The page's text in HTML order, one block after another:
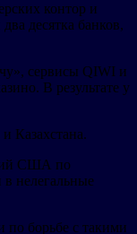
контор и
десятка банков,
сервисы QIWI и
В результате у
Казахстана.
США по
в нелегальные
по борьбе с такими